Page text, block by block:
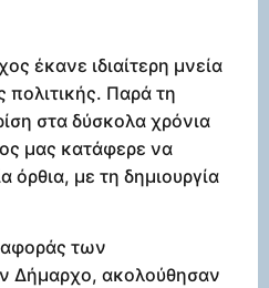
έκανε ιδιαίτερη μνεία
πολιτικής. Παρά τη
στα δύσκολα χρόνια
μας κατάφερε να
όρθια, με τη δημιουργία
των
Δήμαρχο, ακολούθησαν